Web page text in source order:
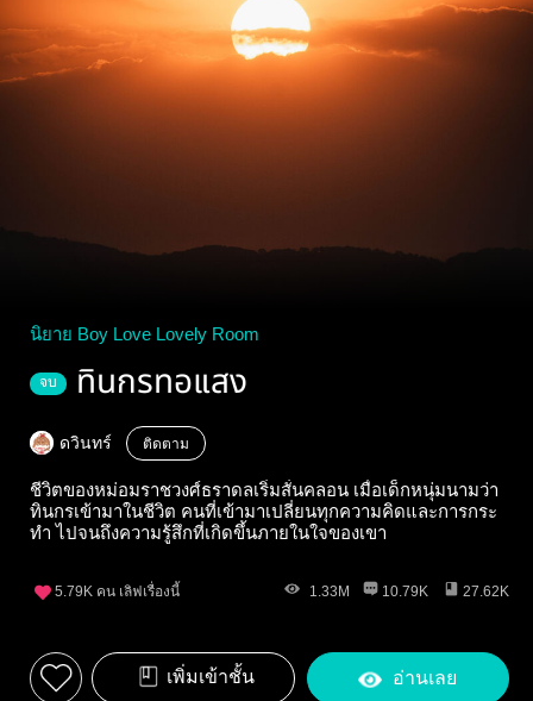
นิยาย Boy Love Lovely Room
จบ ทินกรทอแสง
ดวินทร์ ติดตาม
ชีวิตของหม่อมราชวงศ์ธราดลเริ่มสั่นคลอน เมื่อเด็กหนุ่มนามว่า
ทินกรเข้ามาในชีวิต คนที่เข้ามาเปลี่ยนทุกความคิดและการกระ
ทำ ไปจนถึงความรู้สึกที่เกิดขึ้นภายในใจของเขา
5.79K คน เลิฟเรื่องนี้ 1.33M 10.79K 27.62K
เพิ่มเข้าชั้น อ่านเลย